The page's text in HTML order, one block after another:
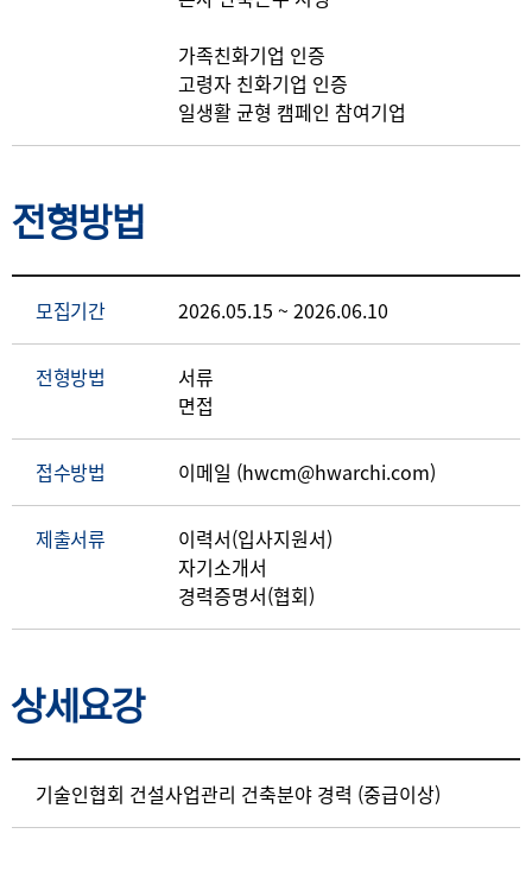
가족친화기업 인증
고령자 친화기업 인증
일생활 균형 캠페인 참여기업
전형방법
모집기간 2026.05.15 ~ 2026.06.10
전형방법
서류
면접
접수방법 이메일 (hwcm@hwarchi.com)
제출서류
이력서(입사지원서)
자기소개서
경력증명서(협회)
상세요강
상세요강
기술인협회 건설사업관리 건축분야 경력 (중급이상)